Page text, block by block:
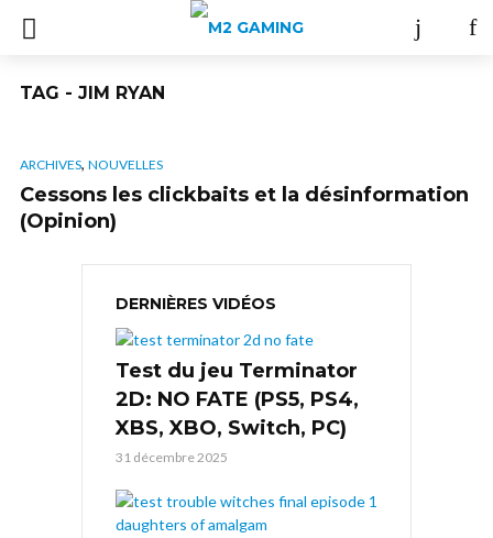
TAG - JIM RYAN
ARCHIVES, NOUVELLES
Cessons les clickbaits et la désinformation
(Opinion)
DERNIÈRES VIDÉOS
Test du jeu Terminator
2D: NO FATE (PS5, PS4,
XBS, XBO, Switch, PC)
31 décembre 2025